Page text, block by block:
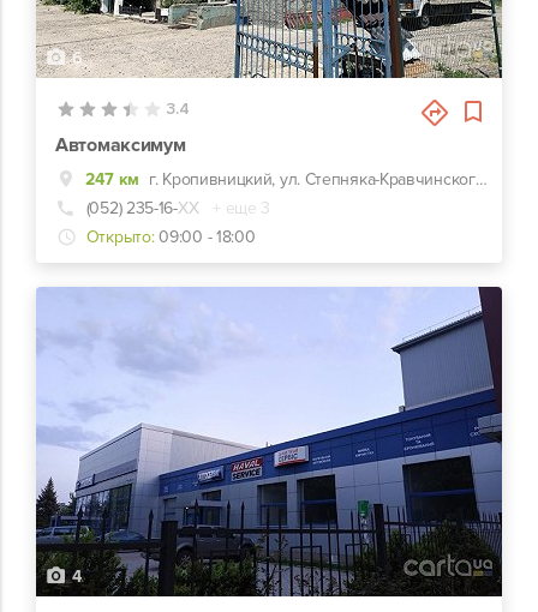
6
3.4
Автомаксимум
247 км
г. Кропивницкий, ул. Степняка-Кравчинского, 2
(052) 235-16-ХХ
+ еще 3
Открыто: 09:00 - 18:00
4